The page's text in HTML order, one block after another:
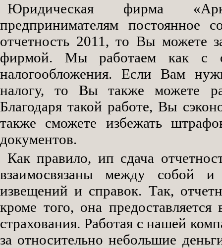
Юридическая фирма
предпринимателям постоянное
отчетность 2011, то Вы можете
фирмой. Мы работаем как с
налогообложения. Если Вам
налогу, то Вы также можете
Благодаря такой работе, Вы
также сможете избежать
документов.
Как правило, ип сдача
взаимосвязаны между собой и
извещений и справок. Так,
кроме того, она
страхования. Работая с нашей
за относительно небольшие